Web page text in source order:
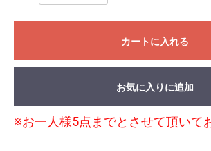
カートに入れる
お気に入りに追加
※お一人様5点までとさせて頂いて